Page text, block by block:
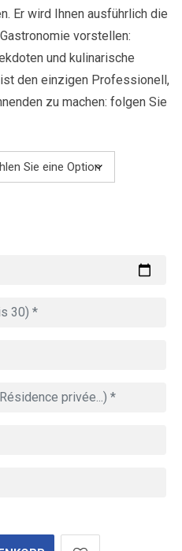
Er wird Ihnen ausführlich die
vorstellen:
und kulinarische
den einzigen Professionell,
zu machen: folgen Sie